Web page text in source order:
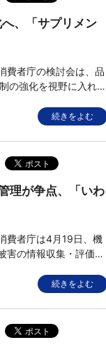
、「サプリメン
費者庁の検討会は、品
の強化を視野に入れ
結論をまとめるスケ
続きをよむ
理が争点、「いわ
費者庁は4月19日、機
害の情報収集・評価
康食品』が増える」な
続きをよむ